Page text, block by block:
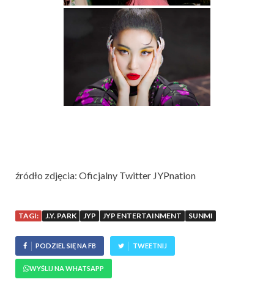
źródło zdjęcia: Oficjalny Twitter JYPnation
TAGI: J.Y. PARK JYP JYP ENTERTAINMENT SUNMI
PODZIEL SIĘ NA FB TWEETNIJ
WYŚLIJ NA WHATSAPP